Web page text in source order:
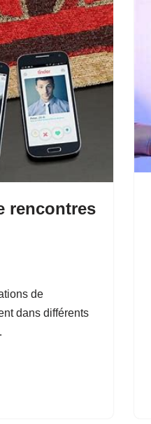
rencontres
de
dans différents